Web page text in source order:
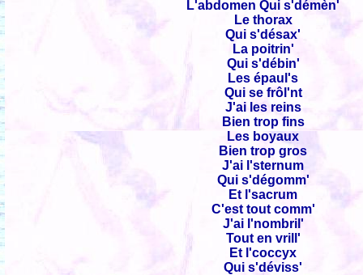
L'abdomen Qui s'démèn'
Le thorax
Qui s'désax'
La poitrin'
Qui s'débin'
Les épaul's
Qui se frôl'nt
J'ai les reins
Bien trop fins
Les boyaux
Bien trop gros
J'ai l'sternum
Qui s'dégomm'
Et l'sacrum
C'est tout comm'
J'ai l'nombril'
Tout en vrill'
Et l'coccyx
Qui s'déviss'